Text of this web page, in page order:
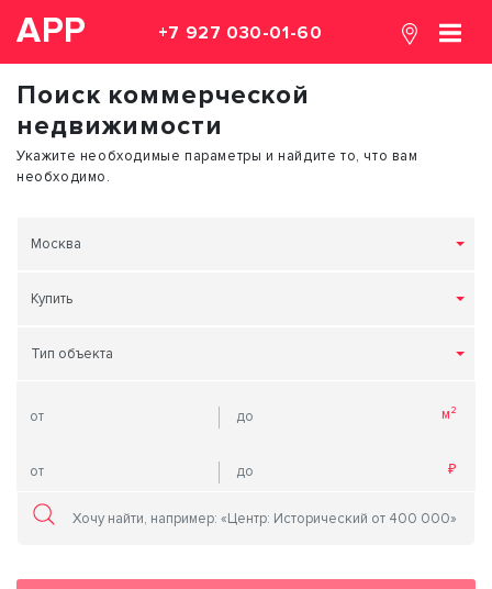
АРР +7 927 030-01-60
Поиск коммерческой
недвижимости
Укажите необходимые параметры и найдите то, что вам
необходимо.
Москва
Купить
Тип объекта